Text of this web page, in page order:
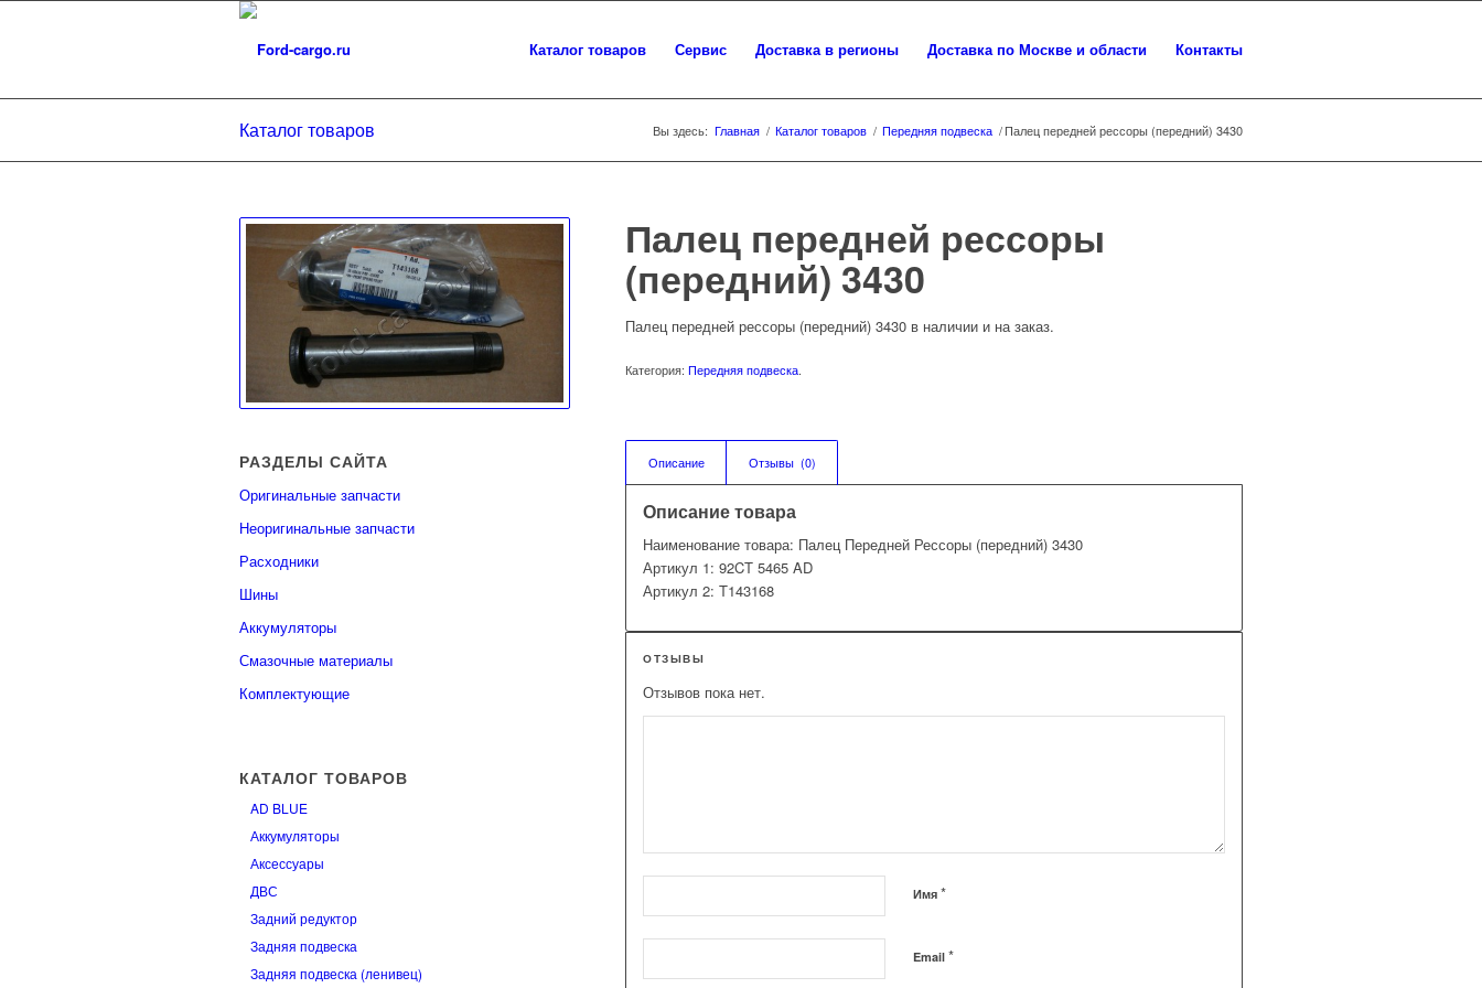
Каталог товаров Сервис Доставка в регионы Доставка по Москве и области Контакты
Каталог товаров Вы здесь: Главная / Каталог товаров / Передняя подвеска /Палец передней рессоры (передний) 3430
РАЗДЕЛЫ САЙТА
Оригинальные запчасти
Неоригинальные запчасти
Расходники
Шины
Аккумуляторы
Смазочные материалы
Комплектующие
КАТАЛОГ ТОВАРОВ
AD BLUE
Аккумуляторы
Аксессуары
ДВС
Задний редуктор
Задняя подвеска
Задняя подвеска (ленивец)
Палец передней рессоры
(передний) 3430
Палец передней рессоры (передний) 3430 в наличии и на заказ.
Категория:Передняя подвеска.
Описание Отзывы  (0)
Описание товара
Наименование товара: Палец Передней Рессоры (передний) 3430
Артикул 1: 92CT 5465 AD
Артикул 2: T143168
ОТЗЫВЫ
Отзывов пока нет.
Имя*
Email*